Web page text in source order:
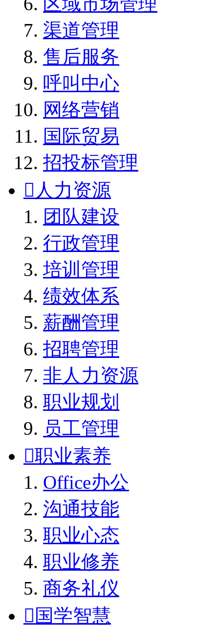
渠道管理
售后服务
呼叫中心
网络营销
国际贸易
招投标管理
 人力资源
团队建设
行政管理
培训管理
绩效体系
薪酬管理
招聘管理
非人力资源
职业规划
员工管理
职业素养
Office办公
沟通技能
职业心态
职业修养
商务礼仪
国学智慧